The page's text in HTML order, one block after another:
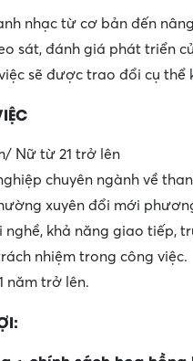
nhạc từ cơ bản đến
sát, đánh giá phát triển
sẽ được trao đổi cụ thể
Nữ từ 21 trở lên
chuyên ngành về
xuyên đổi mới
nghề, khả năng giao tiếp,
nhiệm trong công việc.
năm trở lên.